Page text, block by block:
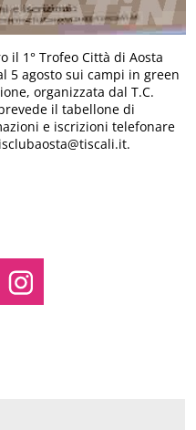
il 1° Trofeo Città di Aosta
5 agosto sui campi in green
organizzata dal T.C.
il tabellone di
e iscrizioni telefonare